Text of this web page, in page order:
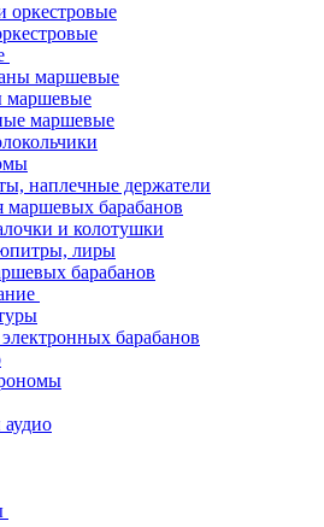
оркестровые
маршевые
маршевые
маршевые
наплечные держатели
маршевых барабанов
и колотушки
лиры
барабанов
барабанов